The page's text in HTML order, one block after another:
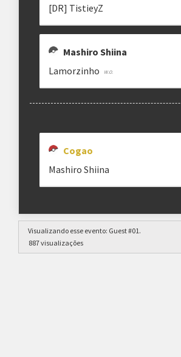
[DR] TistieyZ
Mashiro Shiina
Lamorzinho
Cogao
Mashiro Shiina
Visualizando esse evento: Guest #01.
887 visualizações